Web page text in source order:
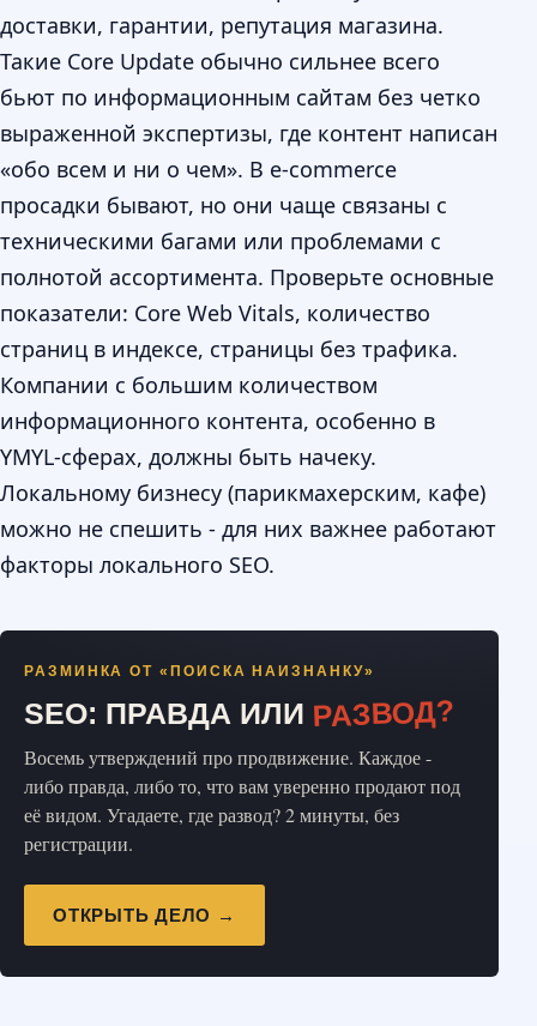
доставки, гарантии, репутация магазина.
Такие Core Update обычно сильнее всего
бьют по информационным сайтам без четко
выраженной экспертизы, где контент написан
«обо всем и ни о чем». В e-commerce
просадки бывают, но они чаще связаны с
техническими багами или проблемами с
полнотой ассортимента. Проверьте основные
показатели: Core Web Vitals, количество
страниц в индексе, страницы без трафика.
Компании с большим количеством
информационного контента, особенно в
YMYL-сферах, должны быть начеку.
Локальному бизнесу (парикмахерским, кафе)
можно не спешить - для них важнее работают
факторы локального SEO.
РАЗМИНКА ОТ «ПОИСКА НАИЗНАНКУ»
SEO: ПРАВДА ИЛИ РАЗВОД?
Восемь утверждений про продвижение. Каждое -
либо правда, либо то, что вам уверенно продают под
её видом. Угадаете, где развод? 2 минуты, без
регистрации.
ОТКРЫТЬ ДЕЛО →